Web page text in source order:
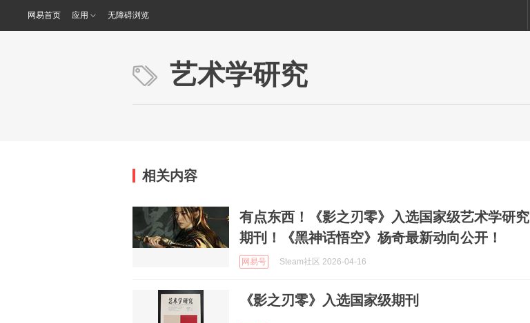
网易首页 应用 无障碍浏览
艺术学研究
相关内容
有点东西！《影之刃零》入选国家级艺术学研究
期刊！《黑神话悟空》杨奇最新动向公开！
网易号 Steam社区 2026-04-16
《影之刃零》入选国家级期刊